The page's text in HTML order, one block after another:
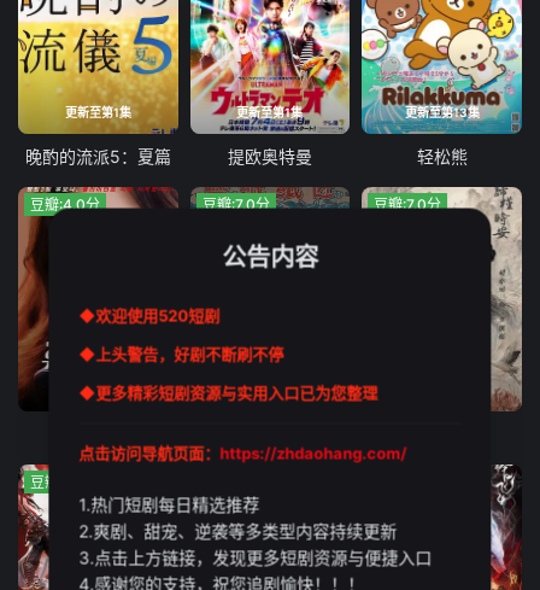
更新至第1集
晚酌的流派5：夏篇
更新至第1集
提欧奥特曼
更新至第13集
轻松熊
更新至第1集
豆瓣:4.0分
更新至第18集
豆瓣:7.0分 豆瓣:7.0分
豆瓣:9.0分
公告内容
◆欢迎使用520短剧
◆上头警告，好剧不断刷不停
◆更多精彩短剧资源与实用入口已为您整理
点击访问导航页面：https://zhdaohang.com/
1.热门短剧每日精选推荐
2.爽剧、甜宠、逆袭等多类型内容持续更新
3.点击上方链接，发现更多短剧资源与便捷入口
4.感谢您的支持，祝您追剧愉快！！！